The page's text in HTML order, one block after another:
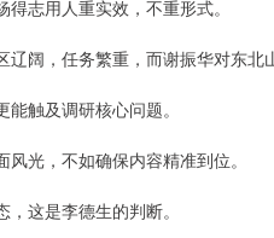
得志用人重实效，不重形式。
辽阔，任务繁重，而谢振华对东北
能触及调研核心问题。
风光，不如确保内容精准到位。
，这是李德生的判断。